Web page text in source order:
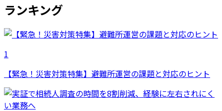
ランキング
1
【緊急！災害対策特集】避難所運営の課題と対応のヒント